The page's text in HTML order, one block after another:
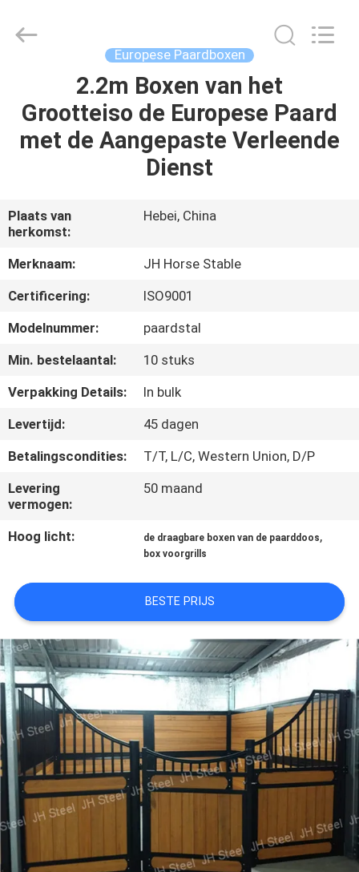
PRODUCTEN
ONS
FABRIEKSREIS
KWALITEITSCONTROLE
CONTACTEER
ONS
VERZOEK
EEN
CITAAT
SITEMAP
PRIVACYBELEID
metal
products
Europese Paardboxen
2.2m Boxen van het
Grootteiso de Europese Paard
met de Aangepaste Verleende
Dienst
Plaats van
herkomst:
Hebei, China
Merknaam:
JH Horse Stable
Certificering:
ISO9001
Modelnummer:
paardstal
Min. bestelaantal:
10 stuks
Verpakking Details:
In bulk
Levertijd:
45 dagen
Betalingscondities:
T/T, L/C, Western Union, D/P
Levering
vermogen:
50 maand
Hoog licht: de draagbare boxen van de paarddoos,
box voorgrills
BESTE PRIJS